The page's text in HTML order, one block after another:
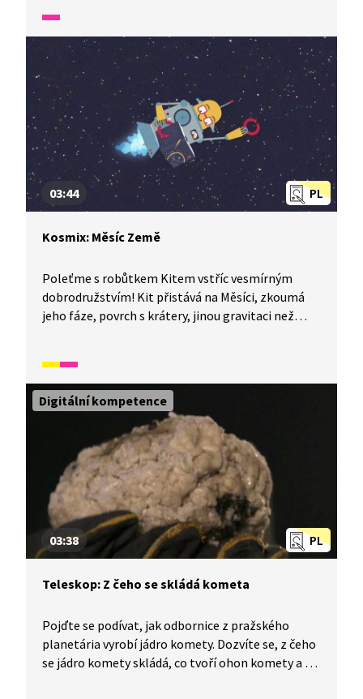
PL
03:44
Kosmix: Měsíc Země
Poleťme s robůtkem Kitem vstříc vesmírným
dobrodružstvím! Kit přistává na Měsíci, zkoumá
jeho fáze, povrch s krátery, jinou gravitaci než
Lunochodem a vydává se na další cestu do míst,
kam lidská noha ještě nevkročila.
Digitální kompetence
PL
03:38
Teleskop: Z čeho se skládá kometa
Pojďte se podívat, jak odbornice z pražského
planetária vyrobí jádro komety. Dozvíte se, z čeho
se jádro komety skládá, co tvoří ohon komety a že